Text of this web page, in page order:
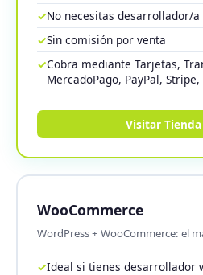
✓No necesitas desarrollador/
✓Sin comisión por venta
✓Cobra mediante Tarjetas,
MercadoPago, PayPal,
Visitar
WooCommerce
WordPress + WooCommerce: el
✓Ideal si tienes desarrollador